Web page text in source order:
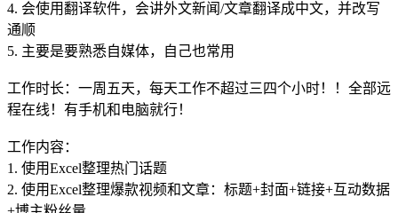
4. 会使用翻译软件，会讲外文新闻/文章翻译成中文，并改写
通顺
5. 主要是要熟悉自媒体，自己也常用
工作时长：一周五天，每天工作不超过三四个小时！！全部远
程在线！有手机和电脑就行！
工作内容：
1. 使用Excel整理热门话题
2. 使用Excel整理爆款视频和文章：标题+封面+链接+互动数据